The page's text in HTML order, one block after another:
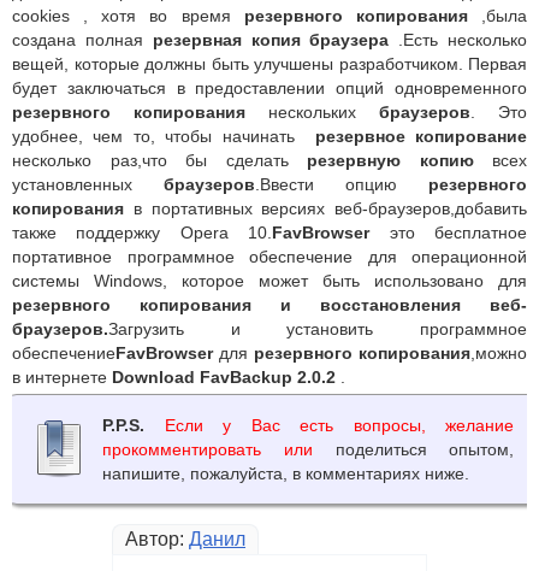
cookies , хотя во время резервного копирования,была
создана полная резервная копия браузера .Есть несколько
вещей, которые должны быть улучшены разработчиком. Первая
будет заключаться в предоставлении опций одновременного
резервного копирования нескольких браузеров. Это
удобнее, чем то, чтобы начинать резервное копирование
несколько раз,что бы сделать резервную копиювсех
установленных браузеров.Ввести опцию резервного
копирования в портативных версиях веб-браузеров,добавить
также поддержку Opera 10.FavBrowserэто бесплатное
портативное программное обеспечение для операционной
системы Windows, которое может быть использовано для
резервного копирования и восстановления веб-
браузеров.Загрузить и установить программное
обеспечениеFavBrowser для резервного копирования,можно
в интернете Download FavBackup 2.0.2 .
P.P.S.
Если у Вас есть вопросы, желание
прокомментировать или поделиться опытом,
напишите, пожалуйста, в комментариях ниже.
Автор: Данил